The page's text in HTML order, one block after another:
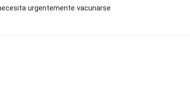
urgentemente vacunarse